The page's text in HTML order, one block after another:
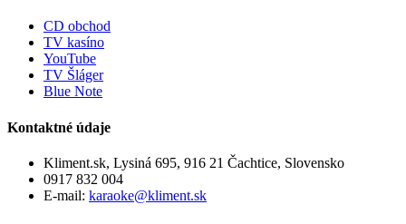
CD obchod
TV kasíno
YouTube
TV Šláger
Blue Note
Kontaktné údaje
Kliment.sk, Lysiná 695, 916 21 Čachtice, Slovensko
0917 832 004
E-mail: karaoke@kliment.sk